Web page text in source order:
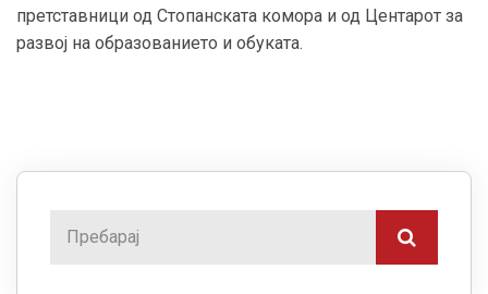
претставници од Стопанската комора и од Центарот за
развој на образованието и обуката.